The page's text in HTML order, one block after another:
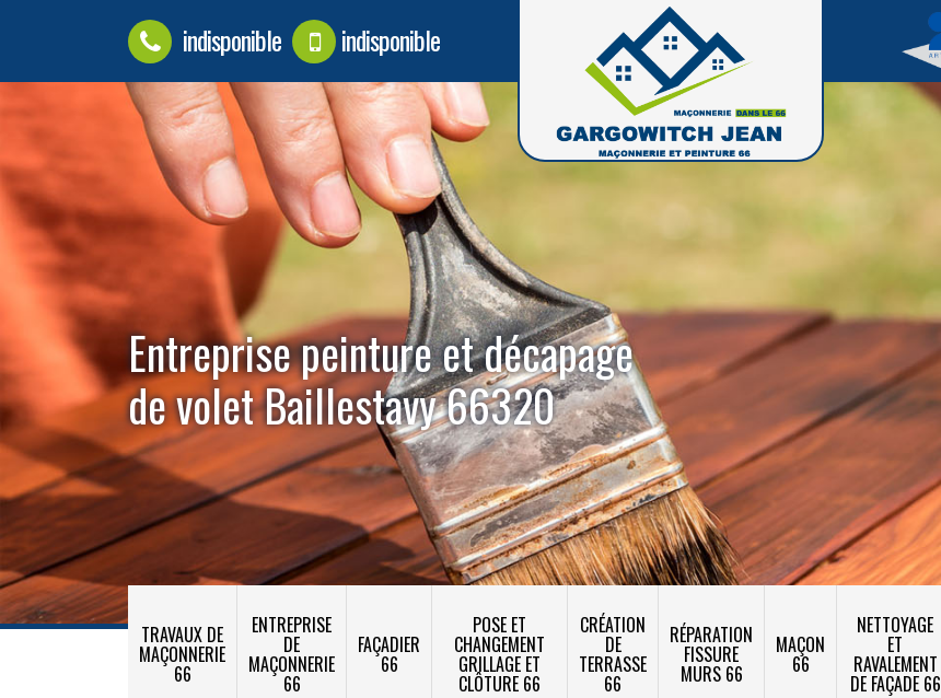
indisponible indisponible
Entreprise peinture et décapage
de volet Baillestavy 66320
TRAVAUX DE
MAÇONNERIE
66
ENTREPRISE
DE
MAÇONNERIE
66
FAÇADIER
66
POSE ET
CHANGEMENT
GRILLAGE ET
CLÔTURE 66
CRÉATION
DE
TERRASSE
66
RÉPARATION
FISSURE
MURS 66
MAÇON
66
NETTOYAGE
ET
RAVALEMENT
DE FAÇADE 66